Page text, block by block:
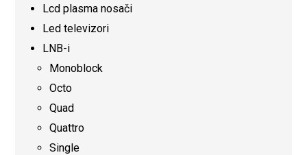
Lcd plasma nosači
Led televizori
LNB-i
Monoblock
Octo
Quad
Quattro
Single